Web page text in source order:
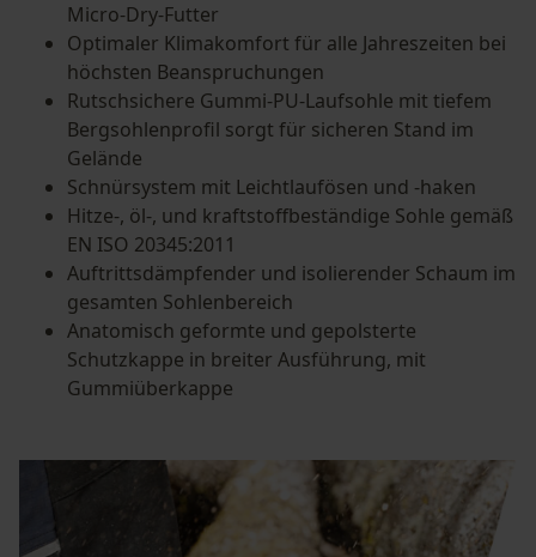
Micro-Dry-Futter
Optimaler Klimakomfort für alle Jahreszeiten bei
höchsten Beanspruchungen
Rutschsichere Gummi-PU-Laufsohle mit tiefem
Bergsohlenprofil sorgt für sicheren Stand im
Gelände
Schnürsystem mit Leichtlaufösen und -haken
Hitze-, öl-, und kraftstoffbeständige Sohle gemäß
EN ISO 20345:2011
Auftrittsdämpfender und isolierender Schaum im
gesamten Sohlenbereich
Anatomisch geformte und gepolsterte
Schutzkappe in breiter Ausführung, mit
Gummiüberkappe